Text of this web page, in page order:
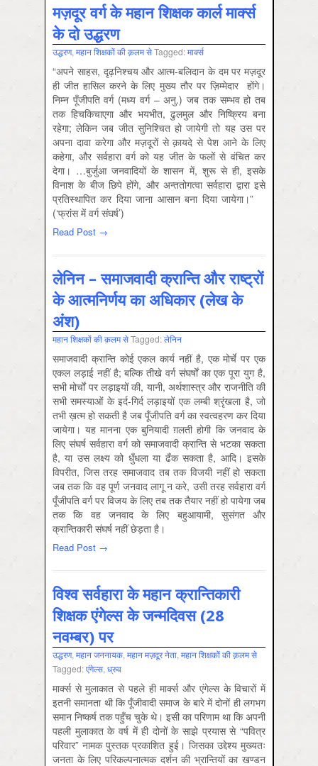
मज़दूर वर्ग के महान शिक्षक कार्ल मार्क्स
के दो उद्धरण
उद्धरण, महान शिक्षकों की क़लम सेTagged:मार्क्‍स
“अपने साहस, दृढ़निश्चय और आत्म-बलिदान के दम पर मज़दूर
ही जीत हासिल करने के लिए मुख्य तौर पर ज़िम्मेदार होंगे।
निम्न पूँजीपति वर्ग (मध्य वर्ग – अनु.) जब तक सम्भव हो तब
तक हिचकिचाएगा और भयभीत, ढुलमुल और निष्क्रिय बना
रहेगा; लेकिन जब जीत सुनिश्चि‍त हो जायेगी तो यह उस पर
अपना दावा करेगा और मज़दूरों से क़ायदे से पेश आने के लिए
कहेगा, और सर्वहारा वर्ग को यह जीत के फलों से वंचित कर
देगा। …बुर्जुआ जनवादियों के शासन में, शुरू से ही, इसके
विनाश के बीज छिपे होंगे, और अन्ततोगत्वा सर्वहारा द्वारा इसे
प्रतिस्थापित कर दिया जाना आसान बना दिया जायेगा।”
(‘फ्रांस में वर्ग संघर्ष’)
Read Post →
लेनिन – समाजवादी क्रान्ति और राष्ट्रों
के आत्मनिर्णय का अधिकार (लेख के
अंश)
महान शिक्षकों की क़लम सेTagged:लेनिन
समाजवादी क्रान्ति कोई एकल कार्य नहीं है, एक मोर्चे पर एक
एकल लड़ाई नहीं है; बल्कि तीखे वर्ग संघर्षों का एक पूरा युग है,
सभी मोर्चों पर लड़ाइयों की, यानी, अर्थशास्त्र और राजनीति की
सभी समस्याओं के इर्द-गिर्द लड़ाइयों एक लम्बी श्रृंखला है, जो
तभी ख़त्म हो सकती है जब पूँजीपति वर्ग का स्वत्वहरण कर दिया
जायेगा। यह मानना ​​एक बुनियादी ग़लती होगी कि जनवाद के
लिए संघर्ष सर्वहारा वर्ग को समाजवादी क्रान्ति से भटका सकता
है, या उस लक्ष्य को धुँधला या ढँक सकता है, आदि। इसके
विपरीत, जिस तरह समाजवाद तब तक विजयी नहीं हो सकता
जब तक कि वह पूर्ण जनवाद लागू न करे, उसी तरह सर्वहारा वर्ग
पूँजीपति वर्ग पर विजय के लिए तब तक तैयार नहीं हो पायेगा जब
तक कि वह जनवाद के लिए बहुआयामी, सुसंगत और
क्रान्तिकारी संघर्ष नहीं छेड़ता है।
Read Post →
विश्व सर्वहारा के महान क्रान्तिकारी
शिक्षक एंगेल्स के जन्मदिवस (28
नवम्बर) पर
उद्धरण, महान जननायक, महान मज़दूर नेता, महान शिक्षकों की क़लम से
Tagged:एंगेल्स, ध्रुव
मार्क्स से मुलाकात से पहले ही मार्क्स और एंगेल्स के विचारों में
इतनी समानता थी कि पूँजीवादी समाज के बारे में दोनों ही लगभग
समान निष्कर्ष तक पहुँच चुके थे। इसी का परिणाम था कि अपनी
पहली मुलाकात के वर्ष में ही दोनों के साझे प्रयास से “पवित्र
परिवार” नामक पुस्तक प्रकाशित हुई। जिसका उद्देश्य मुख्यतः
जनता के लिए परिकल्पनात्मक दर्शन की भ्रान्तियों का खण्डन